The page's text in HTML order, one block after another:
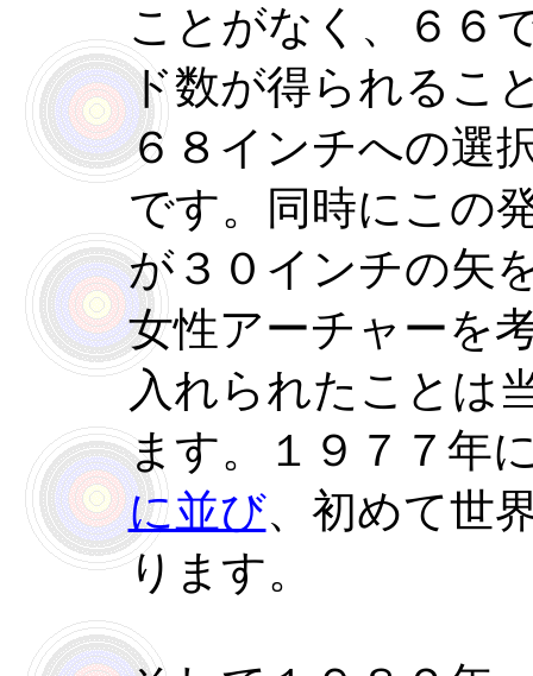
ことがなく、６６
ド数が得られるこ
６８インチへの選
です。同時にこの
が３０インチの矢
女性アーチャーを
入れられたことは
ます。１９７７年
に並び、初めて世
ります。